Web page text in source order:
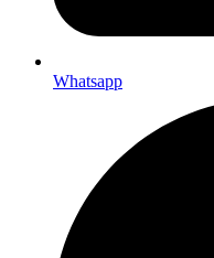
Whatsapp